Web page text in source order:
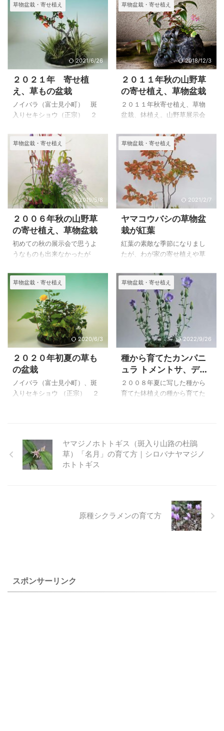
草物盆栽・寄せ植え
2021/6/26
２０２１年 寄せ植
え、草もの盆栽
ノイバラ（富士見小町） 斑
入りセキショウ（正宗） ２
に続き、コロナ禍のため、山
野草の展示会が中止になって
います。 毎年、何を展示しよ
うかと手入れを始めるのです
が、拍子抜けして手入れを怠
ってしまいました。 昨年ほと
んど写真を写していなかった
ので、今年は通して通して少
し写真を写せたらよいと思っ
ています。 ２０２１年 春の
草もの盆栽 長寿梅 斑入りセ
キショウ（正宗） ２０２１
（白花） 斑入りセキショウ
（正宗） ２０２１年３月２
９日 撮影 ヤマアジサイ（瀨
草物盆栽・寄せ植え
2018/12/3
２０１１年秋の山野草
の寄せ植え、草物盆栽
２０１１年秋寄せ植え、草物
盆栽、鉢植え。山野草展示会
す。
草物盆栽・寄せ植え
2019/5/8
２００６年秋の山野草
の寄せ植え、草物盆栽
初めての秋の展示会で思うよ
うなものも出来なかったが
ことが出来ました。 その年に
よって花の咲く時期がずれた
り、気候の変化によって紅葉
の時期が異なり、花の時期も
ずれ、いろいろな条件をクリ
アして展示できるものは限ら
れてしまいます。 ２００６
年秋の山野草の寄せ植え、草
物盆栽 ２００６．１１．２
６ 撮影 イタヤカエデ、
ヒメツルソバ、斑入りセキシ
ョウ、イソギク、ショウジョ
６ 撮 ...
草物盆栽・寄せ植え
2021/2/7
ヤマコウバシの草物盆
栽が紅葉
紅葉の素敵な季節になりまし
たが、わが家の寄せ植えや草
しませてくれています。
ヤマコウバシの紅葉は橙色の
上品な紅葉で葉が次の年まで
落ちないことから長く楽しむ
ことが出来ます。
草物盆栽・寄せ植え
2020/6/3
２０２０年初夏の草も
の盆栽
ノイバラ（富士見小町）、斑
入りセキショウ （正宗） ２
も開催できませんでした。 暖
かい冬だったのですが、春の
気候の変動が激しく春の草も
しておこうと思いました。 草
盆栽 ミ ...
草物盆栽・寄せ植え
2022/9/26
種から育てたカンパニ
ュラ トメントサ、デル
フィニウム タトシエネ
ンセの鉢植え
２００８年夏に写した種から
育てた鉢植えの種から育てた
ヤマジノホトトギス（斑入り山路の杜鵑
草）「名月」の育て方｜シロバナヤマジノ
ホトトギス
原種シクラメンの育て方
スポンサーリンク